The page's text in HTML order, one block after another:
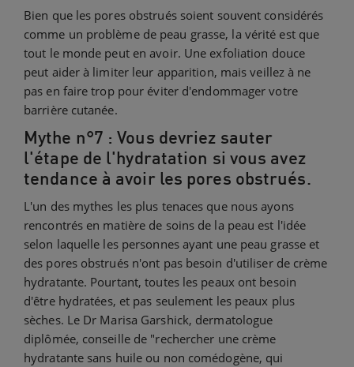
Bien que les pores obstrués soient souvent considérés
comme un problème de peau grasse, la vérité est que
tout le monde peut en avoir. Une exfoliation douce
peut aider à limiter leur apparition, mais veillez à ne
pas en faire trop pour éviter d'endommager votre
barrière cutanée.
Mythe n°7 : Vous devriez sauter
l'étape de l'hydratation si vous avez
tendance à avoir les pores obstrués.
L'un des mythes les plus tenaces que nous ayons
rencontrés en matière de soins de la peau est l'idée
selon laquelle les personnes ayant une peau grasse et
des pores obstrués n'ont pas besoin d'utiliser de crème
hydratante. Pourtant, toutes les peaux ont besoin
d'être hydratées, et pas seulement les peaux plus
sèches. Le Dr Marisa Garshick, dermatologue
diplômée, conseille de "rechercher une crème
hydratante sans huile ou non comédogène, qui